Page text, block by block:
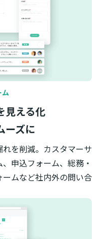
ム
見える化
ーズに
を削減。カスタマーサ
申込フォーム、総務・
ムなど社内外の問い合